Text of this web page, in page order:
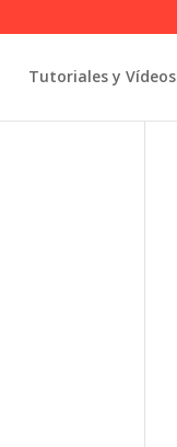
Tutoriales y Vídeos